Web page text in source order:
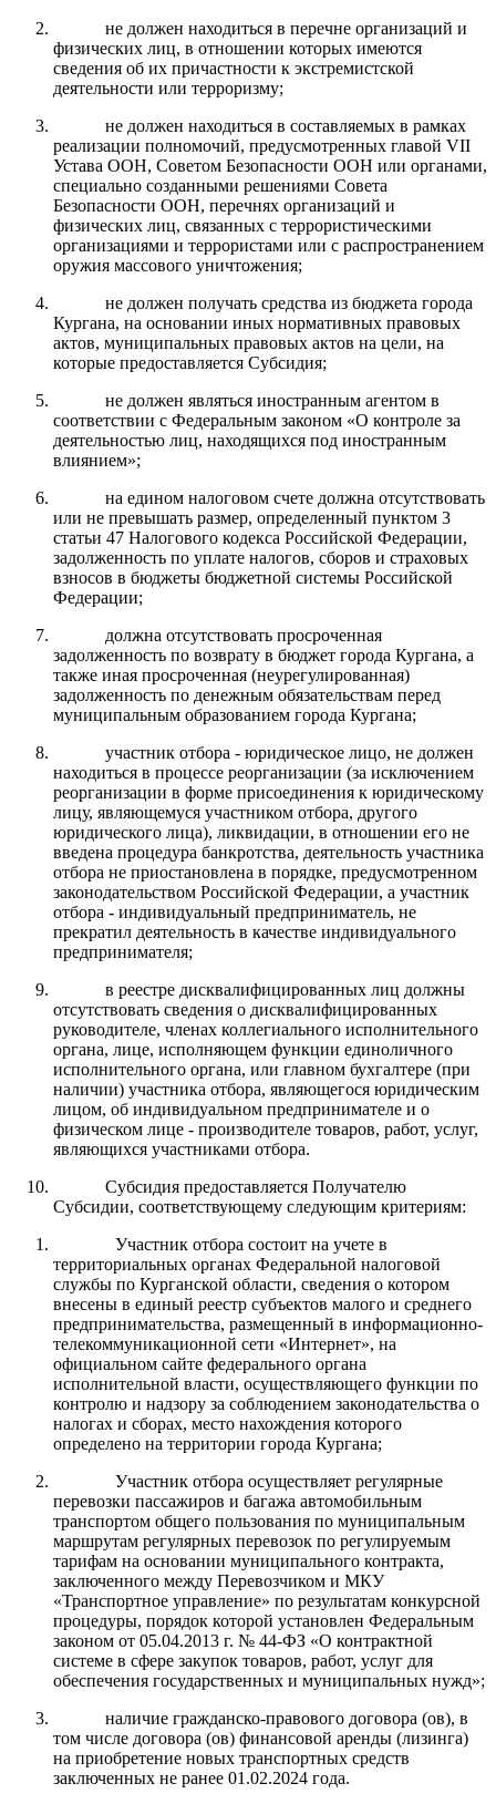
не должен находиться в перечне организаций и
физических лиц, в отношении которых имеются
сведения об их причастности к экстремистской
деятельности или терроризму;
не должен находиться в составляемых в рамках
реализации полномочий, предусмотренных главой VII
Устава ООН, Советом Безопасности ООН или органами,
специально созданными решениями Совета
Безопасности ООН, перечнях организаций и
физических лиц, связанных с террористическими
организациями и террористами или с распространением
оружия массового уничтожения;
не должен получать средства из бюджета города
Кургана, на основании иных нормативных правовых
актов, муниципальных правовых актов на цели, на
которые предоставляется Субсидия;
не должен являться иностранным агентом в
соответствии с Федеральным законом «О контроле за
деятельностью лиц, находящихся под иностранным
влиянием»;
на едином налоговом счете должна отсутствовать
или не превышать размер, определенный пунктом 3
статьи 47 Налогового кодекса Российской Федерации,
задолженность по уплате налогов, сборов и страховых
взносов в бюджеты бюджетной системы Российской
Федерации;
должна отсутствовать просроченная
задолженность по возврату в бюджет города Кургана, а
также иная просроченная (неурегулированная)
задолженность по денежным обязательствам перед
муниципальным образованием города Кургана;
участник отбора - юридическое лицо, не должен
находиться в процессе реорганизации (за исключением
реорганизации в форме присоединения к юридическому
лицу, являющемуся участником отбора, другого
юридического лица), ликвидации, в отношении его не
введена процедура банкротства, деятельность участника
отбора не приостановлена в порядке, предусмотренном
законодательством Российской Федерации, а участник
отбора - индивидуальный предприниматель, не
прекратил деятельность в качестве индивидуального
предпринимателя;
в реестре дисквалифицированных лиц должны
отсутствовать сведения о дисквалифицированных
руководителе, членах коллегиального исполнительного
органа, лице, исполняющем функции единоличного
исполнительного органа, или главном бухгалтере (при
наличии) участника отбора, являющегося юридическим
лицом, об индивидуальном предпринимателе и о
физическом лице - производителе товаров, работ, услуг,
являющихся участниками отбора.
Субсидия предоставляется Получателю
Субсидии, соответствующему следующим критериям:
Участник отбора состоит на учете в
территориальных органах Федеральной налоговой
службы по Курганской области, сведения о котором
внесены в единый реестр субъектов малого и среднего
предпринимательства, размещенный в информационно-
телекоммуникационной сети «Интернет», на
официальном сайте федерального органа
исполнительной власти, осуществляющего функции по
контролю и надзору за соблюдением законодательства о
налогах и сборах, место нахождения которого
определено на территории города Кургана;
Участник отбора осуществляет регулярные
перевозки пассажиров и багажа автомобильным
транспортом общего пользования по муниципальным
маршрутам регулярных перевозок по регулируемым
тарифам на основании муниципального контракта,
заключенного между Перевозчиком и МКУ
«Транспортное управление» по результатам конкурсной
процедуры, порядок которой установлен Федеральным
законом от 05.04.2013 г. № 44-ФЗ «О контрактной
системе в сфере закупок товаров, работ, услуг для
обеспечения государственных и муниципальных нужд»;
наличие гражданско-правового договора (ов), в
том числе договора (ов) финансовой аренды (лизинга)
на приобретение новых транспортных средств
заключенных не ранее 01.02.2024 года.